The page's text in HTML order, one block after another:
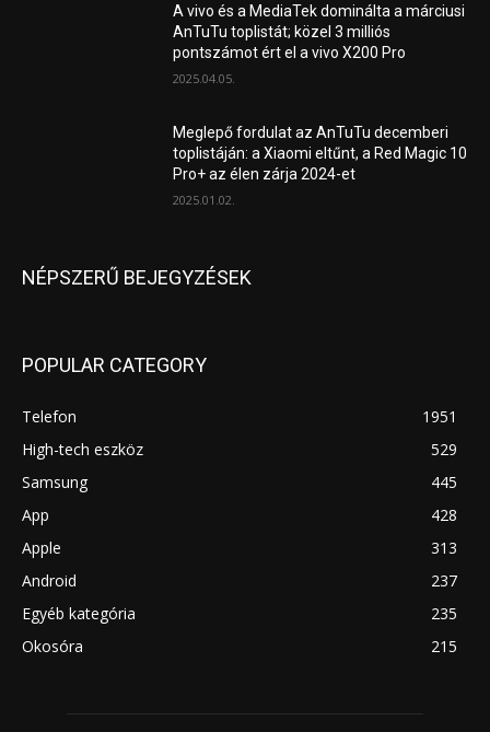
A vivo és a MediaTek dominálta a márciusi
AnTuTu toplistát; közel 3 milliós
pontszámot ért el a vivo X200 Pro
2025.04.05.
Meglepő fordulat az AnTuTu decemberi
toplistáján: a Xiaomi eltűnt, a Red Magic 10
Pro+ az élen zárja 2024-et
2025.01.02.
NÉPSZERŰ BEJEGYZÉSEK
POPULAR CATEGORY
Telefon
1951
High-tech eszköz
529
Samsung
445
App
428
Apple
313
Android
237
Egyéb kategória
235
Okosóra
215